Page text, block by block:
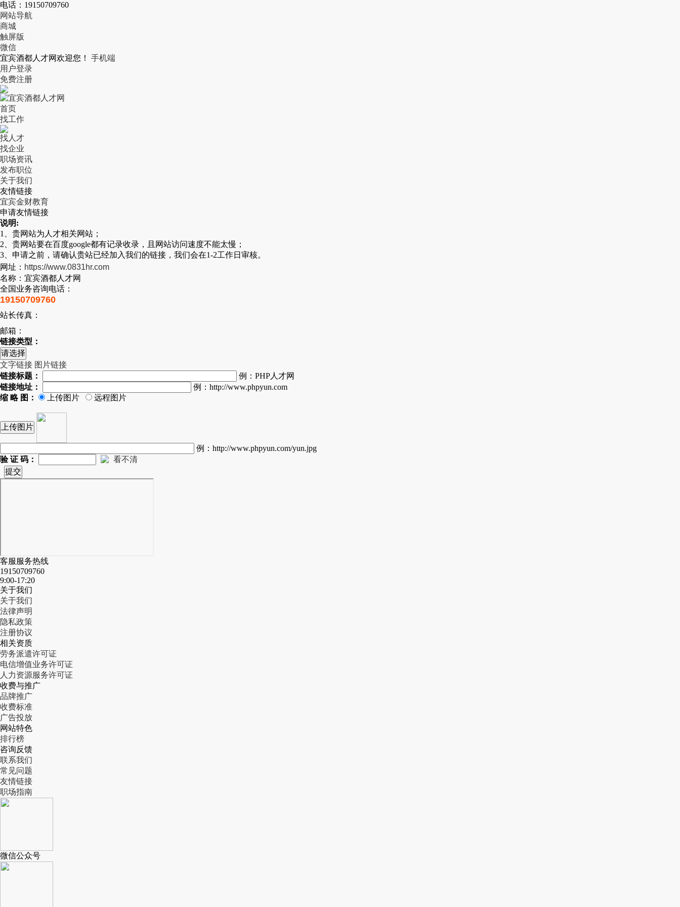
电话：19150709760
网站导航
商城
触屏版
微信
宜宾酒都人才网欢迎您！
手机端
用户登录
免费注册
首页
找工作
找人才
找企业
职场资讯
发布职位
关于我们
友情链接
宜宾金财教育
申请友情链接
说明:
1、贵网站为人才相关网站；
2、贵网站要在百度google都有记录收录，且网站访问速度不能太慢；
3、申请之前，请确认贵站已经加入我们的链接，我们会在1-2工作日审核。
网址： https://www.0831hr.com
名称：宜宾酒都人才网
全国业务咨询电话：
19150709760
站长传真：
邮箱：
链接类型：
文字链接 图片链接
链接标题：
例：PHP人才网
链接地址：
例：http://www.phpyun.com
缩 略 图：
上传图片 远程图片
上传图片
例：http://www.phpyun.com/yun.jpg
验 证 码：
看不清
客服服务热线
19150709760
9:00-17:20
关于我们
关于我们
法律声明
隐私政策
注册协议
相关资质
劳务派遣许可证
电信增值业务许可证
人力资源服务许可证
收费与推广
品牌推广
收费标准
广告投放
网站特色
排行榜
咨询反馈
联系我们
常见问题
友情链接
职场指南
微信公众号